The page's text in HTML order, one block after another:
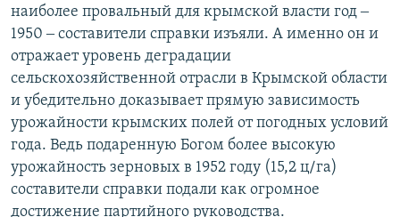
наиболее провальный для крымской власти год ‒
1950 ‒ составители справки изъяли. А именно он и
отражает уровень деградации
сельскохозяйственной отрасли в Крымской области
и убедительно доказывает прямую зависимость
урожайности крымских полей от погодных условий
года. Ведь подаренную Богом более высокую
урожайность зерновых в 1952 году (15,2 ц/га)
составители справки подали как огромное
достижение партийного руководства.